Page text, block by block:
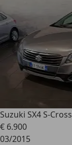
Suzuki SX4 S-Cross
€ 6.900
03/2015